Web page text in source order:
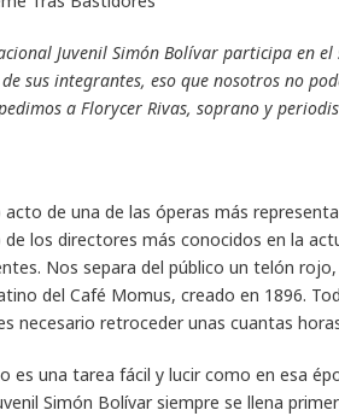
Juvenil Simón Bolívar participa en
sus integrantes, eso que nosotros no
a Florycer Rivas, soprano y
acto de una de las óperas más
de los directores más conocidos en la
Nos separa del público un telón
del Café Momus, creado en 1896.
necesario retroceder unas cuantas
es una tarea fácil y lucir como en esa
Simón Bolívar siempre se llena